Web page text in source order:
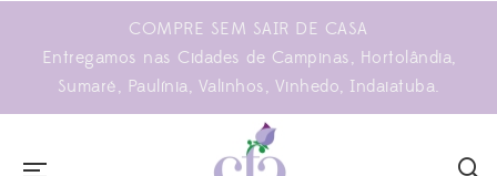
COMPRE SEM SAIR DE CASA
Entregamos nas Cidades de Campinas, Hortolândia,
Sumaré, Paulínia, Valinhos, Vinhedo, Indaiatuba.